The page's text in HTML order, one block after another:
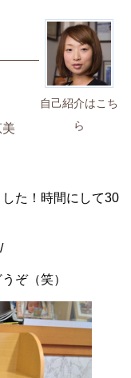
自己紹介はこち
ら
た！時間にして30
ぞ（笑）